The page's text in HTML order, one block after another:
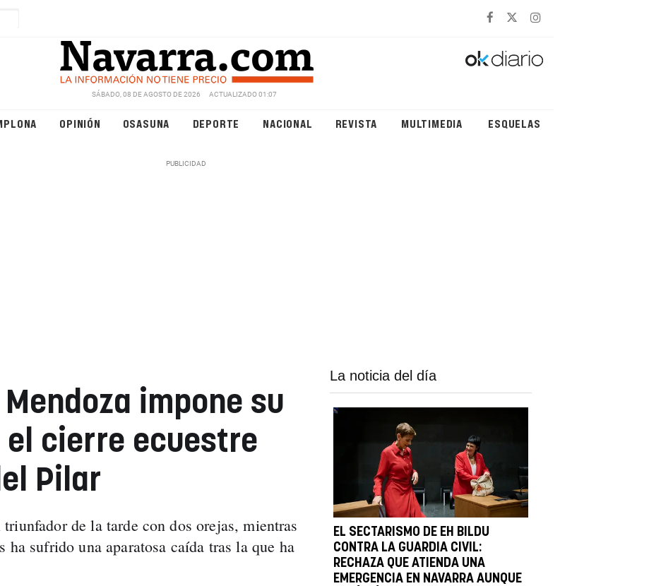
SÁBADO, 08 DE AGOSTO DE 2026 ACTUALIZADO 01:07
OPINIÓN OSASUNA DEPORTE NACIONAL REVISTA MULTIMEDIA ESQUELAS
impone su
cierre ecuestre
Pilar
de la tarde con dos orejas, mientras
ha sufrido una aparatosa caída tras la que ha
La noticia del día
EL SECTARISMO DE EH BILDU
CONTRA LA GUARDIA CIVIL:
RECHAZA QUE ATIENDA UNA
EMERGENCIA EN NAVARRA AUNQUE